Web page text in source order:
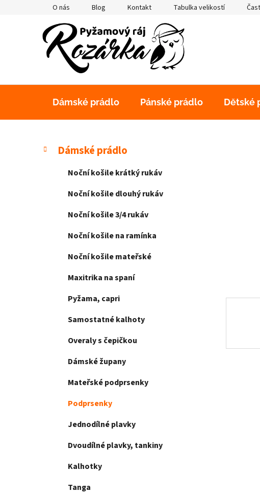
O nás Blog Kontakt Tabulka velikostí
Dámské prádlo Pánské prádlo Dětské
P
Přeskočit
kategorie
K
a
Dámské prádlo
Noční košile krátký rukáv
Noční košile dlouhý rukáv
Noční košile 3/4 rukáv
Noční košile na ramínka
Noční košile mateřské
Maxitrika na spaní
Pyžama, capri
Samostatné kalhoty
Overaly s čepičkou
Dámské župany
Mateřské podprsenky
Podprsenky
Jednodílné plavky
Dvoudílné plavky, tankiny
Kalhotky
Tanga